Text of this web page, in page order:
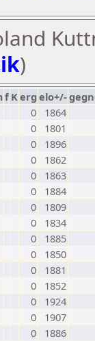
)
f Kerg elo+/-
0
1864
0
1801
0
1896
0
1862
0
1863
0
1884
0
1809
0
1834
0
1885
0
1850
0
1881
0
1852
0
1924
0
1907
0
1886